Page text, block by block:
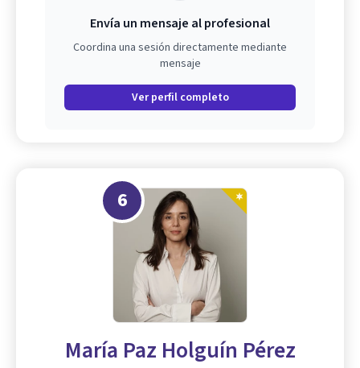
Envía un mensaje al profesional
Coordina una sesión directamente mediante
mensaje
Ver perfil completo
6
María Paz Holguín Pérez